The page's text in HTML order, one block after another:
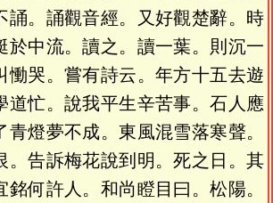
誦。誦觀音經。又好觀楚辭。時
於中流。讀之。讀一葉。則沉一
慟哭。嘗有詩云。年方十五去遊
道忙。說我平生辛苦事。石人應
青燈夢不成。東風混雪落寒聲。
。告訴梅花說到明。死之日。其
銘何許人。和尚瞪目曰。松陽。